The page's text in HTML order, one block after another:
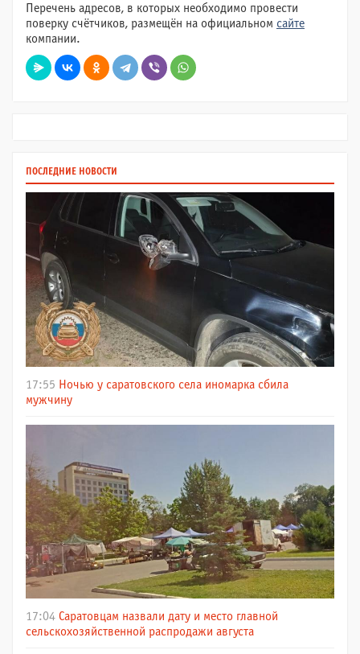
Перечень адресов, в которых необходимо провести
поверку счётчиков, размещён на официальном сайте
компании.
ПОСЛЕДНИЕ НОВОСТИ
17:55 Ночью у саратовского села иномарка сбила
мужчину
17:04 Саратовцам назвали дату и место главной
сельскохозяйственной распродажи августа